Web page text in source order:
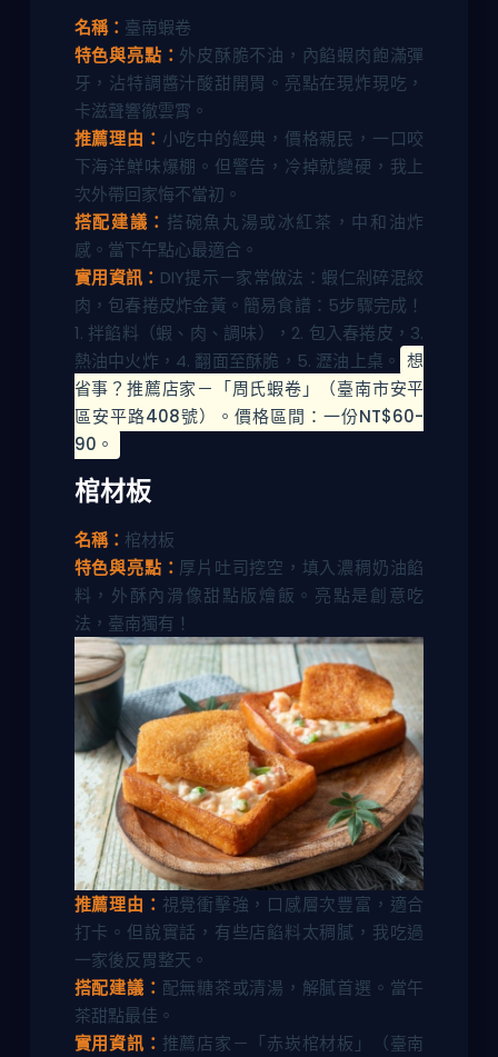
名稱： 臺南蝦卷
特色與亮點： 外皮酥脆不油，內餡蝦肉飽滿彈
牙，沾特調醬汁酸甜開胃。亮點在現炸現吃，
卡滋聲響徹雲霄。
推薦理由： 小吃中的經典，價格親民，一口咬
下海洋鮮味爆棚。但警告，冷掉就變硬，我上
次外帶回家悔不當初。
搭配建議： 搭碗魚丸湯或冰紅茶，中和油炸
感。當下午點心最適合。
實用資訊： DIY提示－家常做法：蝦仁剁碎混絞
肉，包春捲皮炸金黃。簡易食譜：5步驟完成！
1. 拌餡料（蝦、肉、調味），2. 包入春捲皮，3.
熱油中火炸，4. 翻面至酥脆，5. 瀝油上桌。 想
省事？推薦店家－「周氏蝦卷」（臺南市安平
區安平路408號）。價格區間：一份NT$60-
90。
棺材板
名稱： 棺材板
特色與亮點： 厚片吐司挖空，填入濃稠奶油餡
料，外酥內滑像甜點版燴飯。亮點是創意吃
法，臺南獨有！
推薦理由： 視覺衝擊強，口感層次豐富，適合
打卡。但說實話，有些店餡料太稠膩，我吃過
一家後反胃整天。
搭配建議： 配無糖茶或清湯，解膩首選。當午
茶甜點最佳。
實用資訊： 推薦店家－「赤崁棺材板」（臺南